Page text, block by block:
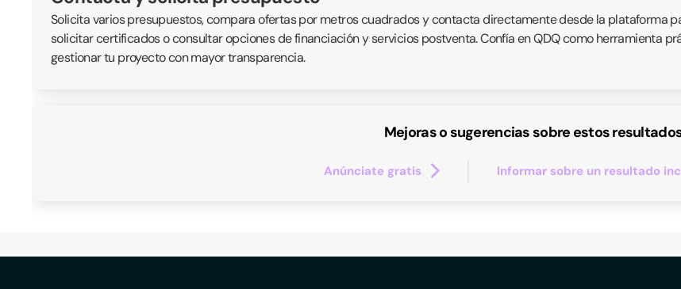
Solicita varios presupuestos, compara ofertas por metros cuadrados y contacta directamente desde la plataforma
solicitar certificados o consultar opciones de financiación y servicios postventa. Confía en QDQ como herramienta
gestionar tu proyecto con mayor transparencia.
Mejoras o sugerencias sobre estos
Anúnciate gratis Informar sobre un resultado